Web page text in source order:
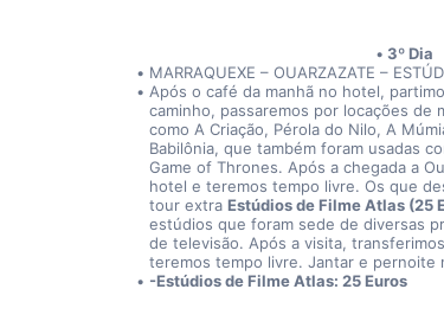
3º Dia
MARRAQUEXE – OUARZAZATE –
Após o café da manhã no hotel,
caminho, passaremos por locações de
como A Criação, Pérola do Nilo, A
Babilônia, que também foram usadas
Game of Thrones. Após a chegada a
hotel e teremos tempo livre. Os que
tour extra Estúdios de Filme Atlas (25
estúdios que foram sede de diversas
de televisão. Após a visita,
teremos tempo livre. Jantar e pernoite
-Estúdios de Filme Atlas: 25 Euros